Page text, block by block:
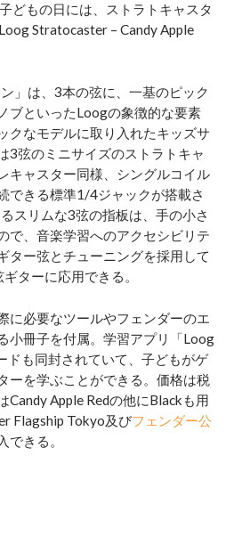
どもの日には、ストラトキャスタ
Stratocaster – Candy Apple
」は、3本の弦に、一基のピック
ブといったLoogの象徴的な要素
クなモデルに取り入れたキッズサ
3弦のミニサイズのストラトキャ
キャスター同様、シングルコイル
できる標準1/4ジャックが搭載さ
スリムな3弦の指板は、手の小さ
で、音楽学習へのアクセシビリテ
ター弦とチューニングを採用して
ターに応用できる。
に必要なツールやフェンダーのエ
小冊子を付属。学習アプリ「Loog
ドも同封されていて、子どもがゲ
ーを学ぶことができる。価格は税
Apple Redの他にBlackも用
Flagship Tokyo及びフェンダー公
できる。